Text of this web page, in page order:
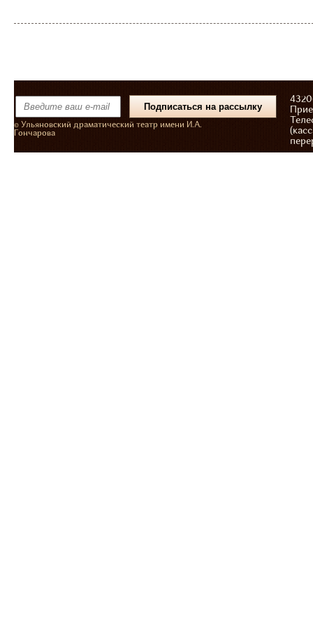
© Ульяновский драматический театр имени И.А.
Гончарова